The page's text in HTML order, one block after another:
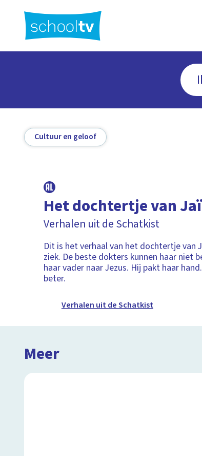
hoofdinhoud
Cultuur en geloof
Het dochtertje van
Verhalen uit de Schatkist
Dit is het verhaal van het dochtertje van
ziek. De beste dokters kunnen haar niet
haar vader naar Jezus. Hij pakt haar
beter.
Verhalen uit de Schatkist
Meer